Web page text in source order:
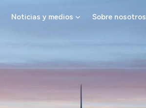
Noticias y medios Sobre nosotros